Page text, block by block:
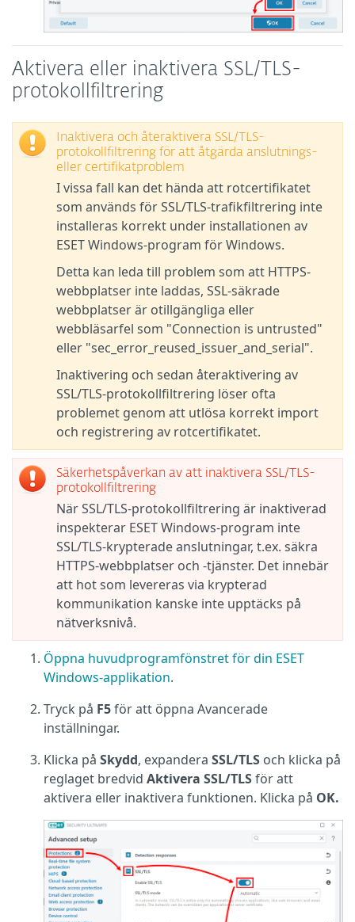
Aktivera eller inaktivera SSL/TLS-
protokollfiltrering
Inaktivera och återaktivera SSL/TLS-
protokollfiltrering för att åtgärda anslutnings-
eller certifikatproblem
I vissa fall kan det hända att rotcertifikatet
som används för SSL/TLS-trafikfiltrering inte
installeras korrekt under installationen av
ESET Windows-program för Windows.
Detta kan leda till problem som att HTTPS-
webbplatser inte laddas, SSL-säkrade
webbplatser är otillgängliga eller
webbläsarfel som "Connection is untrusted"
eller "sec_error_reused_issuer_and_serial".
Inaktivering och sedan återaktivering av
SSL/TLS-protokollfiltrering löser ofta
problemet genom att utlösa korrekt import
och registrering av rotcertifikatet.
Säkerhetspåverkan av att inaktivera SSL/TLS-
protokollfiltrering
När SSL/TLS-protokollfiltrering är inaktiverad
inspekterar ESET Windows-program inte
SSL/TLS-krypterade anslutningar, t.ex. säkra
HTTPS-webbplatser och -tjänster. Det innebär
att hot som levereras via krypterad
kommunikation kanske inte upptäcks på
nätverksnivå.
Öppna huvudprogramfönstret för din ESET
Windows-applikation.
Tryck på F5för att öppna Avancerade
inställningar.
Klicka på Skydd, expandera SSL/TLS och klicka på
reglaget bredvid Aktivera SSL/TLSför att
aktivera eller inaktivera funktionen. Klicka på OK.